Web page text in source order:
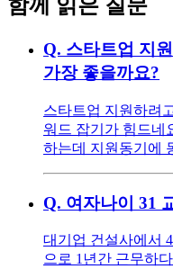
함께 읽은 질문
Q. 스타트업 지
가장 좋을까요?
스타트업 지원하려
워드 잡기가 힘드네
하는데 지원동기에
Q. 여자나이 31
대기업 건설사에서
으로 1년간 근무하